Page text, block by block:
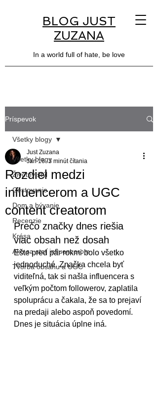
BLOG JUST
ZUZANA
In a world full of hate, be love
Príspevok
Všetky blogy
Životný štýl
Cestovanie
Dom a bývanie
Recenzie
Krása
Ako sa stať influencerom
Tvorba obsahu a UGC
Všetky blogy
Rozdiel medzi
influencerom a UGC
content creatorom
Just Zuzana
Jan 16 3 minút čítania
Prečo značky dnes riešia
viac obsah než dosah
Ešte pred pár rokmi bolo všetko
jednoduché. Značka chcela byť
viditeľná, tak si našla influencera s
veľkým počtom followerov, zaplatila
spoluprácu a čakala, že sa to prejaví
na predaji alebo aspoň povedomí.
Dnes je situácia úplne iná.